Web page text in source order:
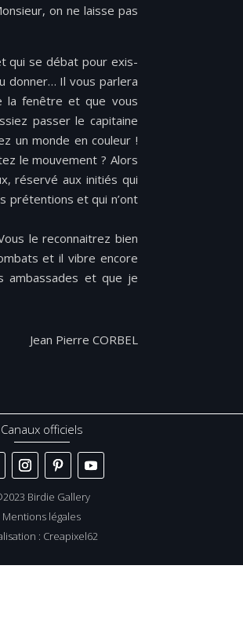
on ne laisse pas
qui se débat pour exis­
don­ner… Il vous par­lera
la fenêtre et que vous
passer le cap­i­taine
un monde en couleur !
le mou­ve­ment ? Alors
réservé aux ini­tiés qui
pré­ten­tions et qui n’ont
le recon­naitrez bien
et il vibre encore
ambas­sades et que je
Jean Pierre CORBEL
Canaux officiels
Birdie Gallery
Mentions légales
: Creapixel62